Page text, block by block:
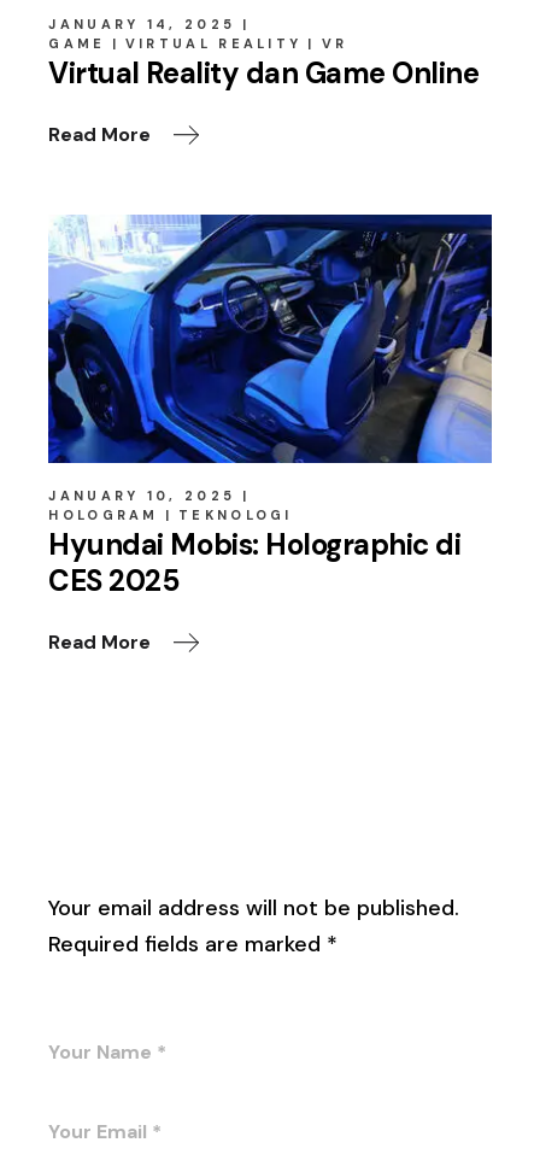
JANUARY 14, 2025
GAME
VIRTUAL REALITY VR
Virtual Reality dan Game Online
Read More
JANUARY 10, 2025
HOLOGRAM
TEKNOLOGI
Hyundai Mobis: Holographic di
CES 2025
Read More
Your email address will not be published.
Required fields are marked *